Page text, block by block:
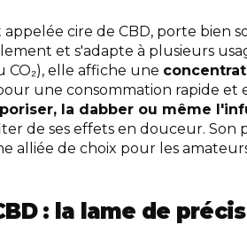
appelée cire de CBD, porte bien
et s'adapte à plusieurs
elle affiche une
une consommation rapide et
la dabber ou même
de ses effets en douceur. Son
alliée de choix pour les
: la lame de